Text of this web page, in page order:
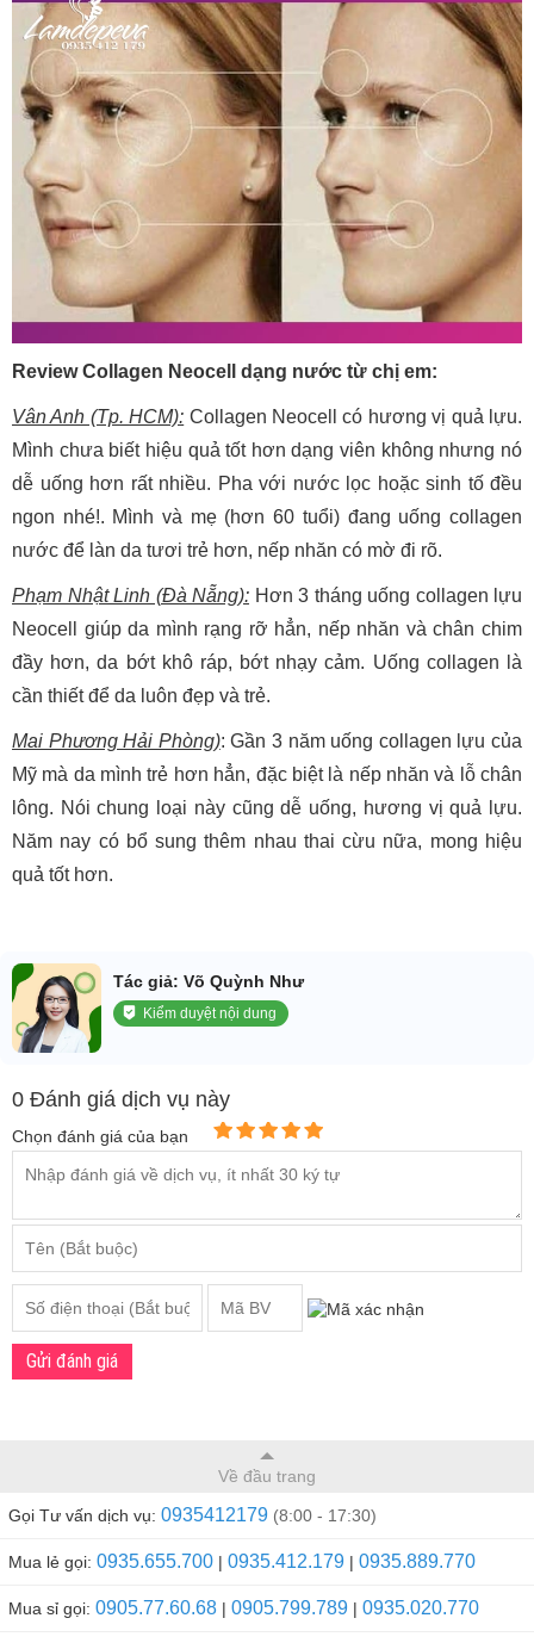
Review Collagen Neocell dạng nước từ chị em:
Vân Anh (Tp. HCM): Collagen Neocell có hương vị quả lựu.
Mình chưa biết hiệu quả tốt hơn dạng viên không nhưng nó
dễ uống hơn rất nhiều. Pha với nước lọc hoặc sinh tố đều
ngon nhé!. Mình và mẹ (hơn 60 tuổi) đang uống collagen
nước để làn da tươi trẻ hơn, nếp nhăn có mờ đi rõ.
Phạm Nhật Linh (Đà Nẵng): Hơn 3 tháng uống collagen lựu
Neocell giúp da mình rạng rỡ hẳn, nếp nhăn và chân chim
đầy hơn, da bớt khô ráp, bớt nhạy cảm. Uống collagen là
cần thiết để da luôn đẹp và trẻ.
Mai Phương Hải Phòng): Gần 3 năm uống collagen lựu của
Mỹ mà da mình trẻ hơn hẳn, đặc biệt là nếp nhăn và lỗ chân
lông. Nói chung loại này cũng dễ uống, hương vị quả lựu.
Năm nay có bổ sung thêm nhau thai cừu nữa, mong hiệu
quả tốt hơn.
Tác giả: Võ Quỳnh Như
Kiểm duyệt nội dung
0 Đánh giá dịch vụ này
Chọn đánh giá của bạn
Gửi đánh giá
Về đầu trang
Gọi Tư vấn dịch vụ: 0935412179 (8:00 - 17:30)
Mua lẻ gọi: 0935.655.700 | 0935.412.179 | 0935.889.770
Mua sỉ gọi: 0905.77.60.68 | 0905.799.789 | 0935.020.770